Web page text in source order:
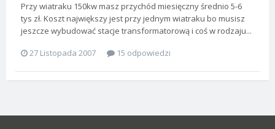
Przy wiatraku 150kw masz przychód miesięczny średnio 5-6
tys zł. Koszt największy jest przy jednym wiatraku bo musisz
jeszcze wybudować stacje transformatorową i coś w rodzaju...
27 Listopada 2007
15 odpowiedzi